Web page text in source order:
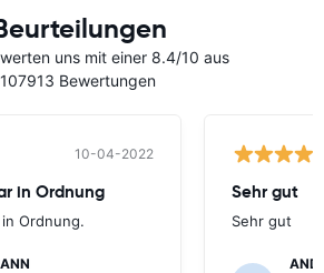
uns mit einer 8.4/10 aus
Bewertungen
10-04-2022
in Ordnung
Ordnung.
Sehr gut
Sehr gut